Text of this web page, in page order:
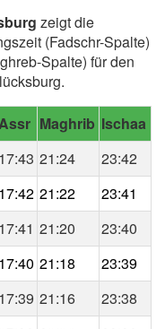
zeigt die
(Fadschr-Spalte)
Spalte) für den
Maghrib Ischaa
17:43 21:24
23:42
17:42 21:22
23:41
17:41 21:20
23:40
17:40 21:18
23:39
17:39 21:16
23:38